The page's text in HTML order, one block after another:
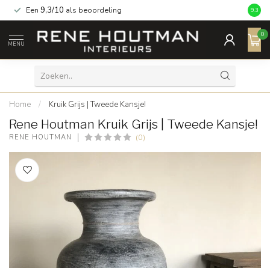
Een 9,3/10 als beoordeling 9.3
MENU
0
Home / Kruik Grijs | Tweede Kansje!
Rene Houtman Kruik Grijs | Tweede Kansje!
RENE HOUTMAN (0)